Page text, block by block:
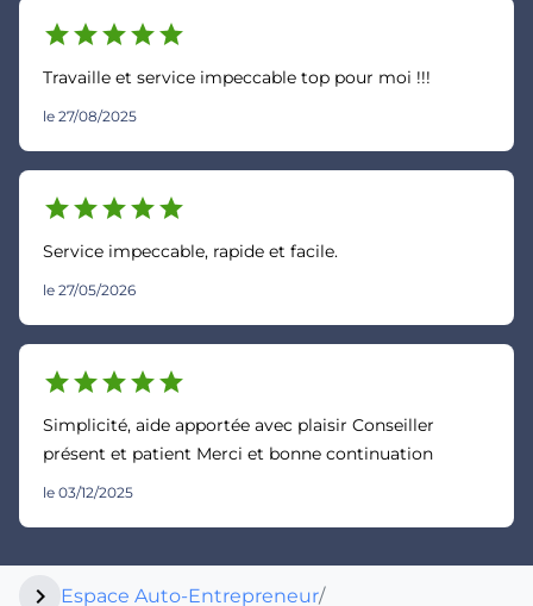
starstarstarstarstar
Travaille et service impeccable top pour moi !!!
le 27/08/2025
starstarstarstarstar
Service impeccable, rapide et facile.
le 27/05/2026
starstarstarstarstar
Simplicité, aide apportée avec plaisir Conseiller
présent et patient Merci et bonne continuation
le 03/12/2025
chevron_right Espace Auto-Entrepreneur/